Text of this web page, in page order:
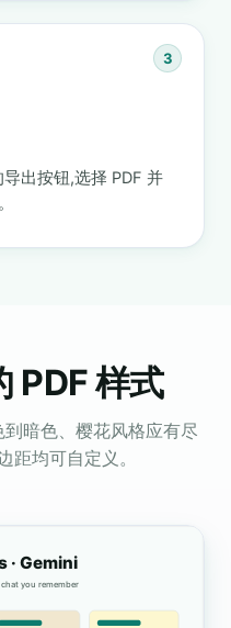
3
出按钮,选择 PDF 并
PDF 样式
暗色、樱花风格应有尽
距均可自定义。